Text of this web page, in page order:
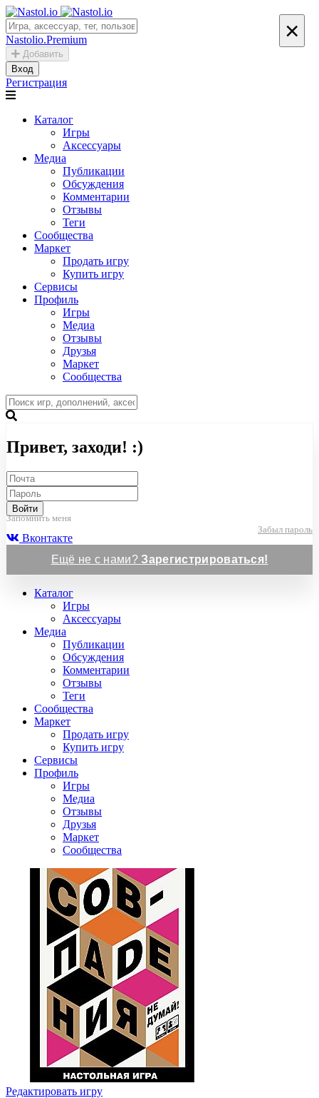
Nastolio.Premium
Добавить
Вход
Регистрация
Каталог
Игры
Аксессуары
Медиа
Публикации
Обсуждения
Комментарии
Отзывы
Теги
Сообщества
Маркет
Продать игру
Купить игру
Сервисы
Профиль
Игры
Медиа
Отзывы
Друзья
Маркет
Сообщества
×
Привет, заходи! :)
Войти
Запомнить меня
Забыл пароль
Вконтакте
Ещё не с нами?Зарегистрироваться!
Каталог
Игры
Аксессуары
Медиа
Публикации
Обсуждения
Комментарии
Отзывы
Теги
Сообщества
Маркет
Продать игру
Купить игру
Сервисы
Профиль
Игры
Медиа
Отзывы
Друзья
Маркет
Сообщества
Редактировать игру